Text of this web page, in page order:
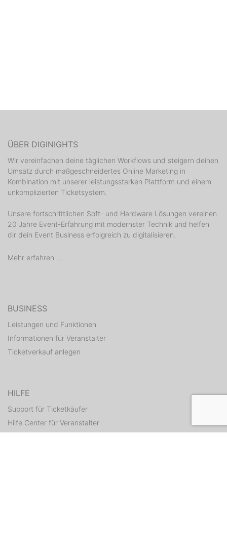
ÜBER DIGINIGHTS
Wir vereinfachen deine täglichen Workflows und steigern deinen
Umsatz durch maßgeschneidertes Online Marketing in
Kombination mit unserer leistungsstarken Plattform und einem
unkomplizierten Ticketsystem.
Unsere fortschrittlichen Soft- und Hardware Lösungen vereinen
20 Jahre Event-Erfahrung mit modernster Technik und helfen
dir dein Event Business erfolgreich zu digitalisieren.
Mehr erfahren ...
BUSINESS
Leistungen und Funktionen
Informationen für Veranstalter
Ticketverkauf anlegen
HILFE
Support für Ticketkäufer
Hilfe Center für Veranstalter